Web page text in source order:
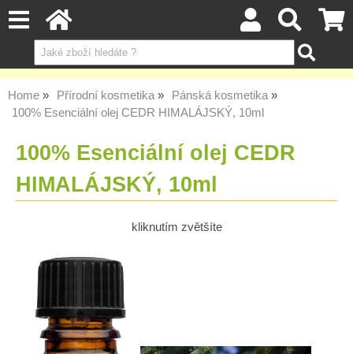
Home Přírodní kosmetika
Pánská kosmetika
100% Esenciální olej CEDR HIMALÁJSKÝ, 10ml
100% Esenciální olej CEDR
HIMALÁJSKÝ, 10ml
kliknutím zvětšíte